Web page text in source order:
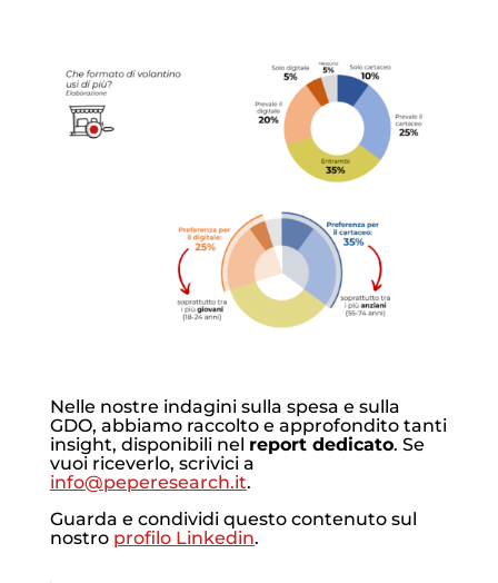
Nelle nostre indagini sulla spesa e sulla
GDO, abbiamo raccolto e approfondito tanti
insight, disponibili nel report dedicato. Se
vuoi riceverlo, scrivici a
info@peperesearch.it.
Guarda e condividi questo contenuto sul
nostro profilo Linkedin.